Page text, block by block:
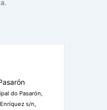
do Pasarón,
s/n,